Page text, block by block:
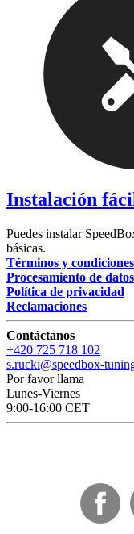
Instalación
Puedes instalar
básicas.
Términos y condiciones
Procesamiento de datos
Política de privacidad
Reclamaciones
Contáctanos
+420 725 718 102
s.rucki@speedbox-
Por favor llama
Lunes-Viernes
9:00-16:00 CET